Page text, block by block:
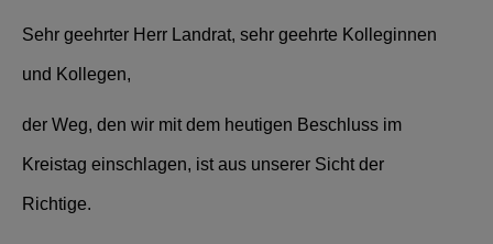
Sehr geehrter Herr Landrat, sehr geehrte Kolleginnen
und Kollegen,
der Weg, den wir mit dem heutigen Beschluss im
Kreistag einschlagen, ist aus unserer Sicht der
Richtige.